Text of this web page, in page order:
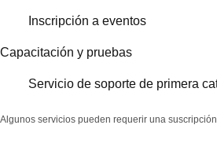
Inscripción a eventos
Capacitación y pruebas
Servicio de soporte de primera
Algunos servicios pueden requerir una